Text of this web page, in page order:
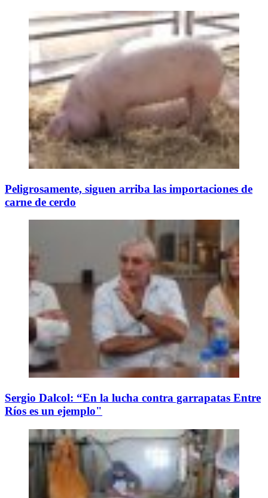
Peligrosamente, siguen arriba las importaciones de
carne de cerdo
Sergio Dalcol: “En la lucha contra garrapatas Entre
Ríos es un ejemplo"